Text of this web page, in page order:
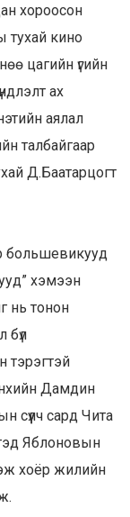
хороосон
тухай кино
цагийн үгийн
ах
аялал
талбайгаар
Д.Баатарцогт
большевикууд
хэмээн
нь тонон
бүл
тэрэгтэй
Дамдин
сүүлч сард Чита
Яблоновын
хоёр жилийн